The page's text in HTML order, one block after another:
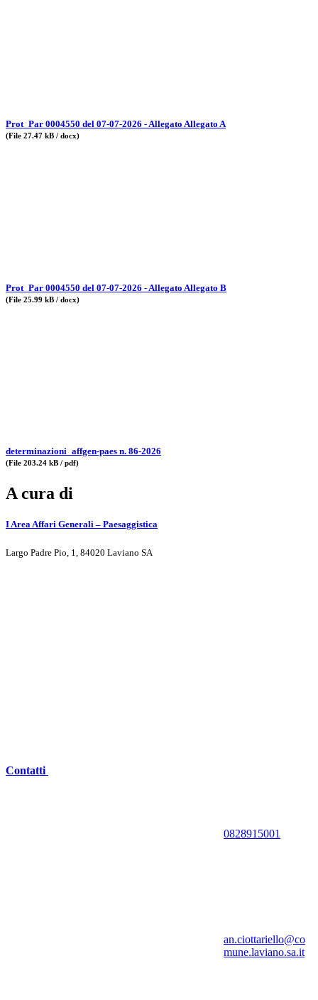
Prot_Par 0004550 del 07-07-2026 - Allegato Allegato A
(File 27.47 kB / docx)
Prot_Par 0004550 del 07-07-2026 - Allegato Allegato B
(File 25.99 kB / docx)
determinazioni_affgen-paes n. 86-2026
(File 203.24 kB / pdf)
A cura di
I Area Affari Generali – Paesaggistica
Largo Padre Pio, 1, 84020 Laviano SA
Contatti
0828915001
an.ciottariello@co
mune.laviano.sa.it